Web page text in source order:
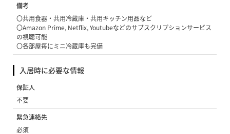
備考
〇共用食器・共用冷蔵庫・共用キッチン用品など
〇Amazon Prime, Netflix, Youtubeなどのサブスクリプションサービス
の視聴可能
〇各部屋毎にミニ冷蔵庫も完備
入居時に必要な情報
保証人
不要
緊急連絡先
必須